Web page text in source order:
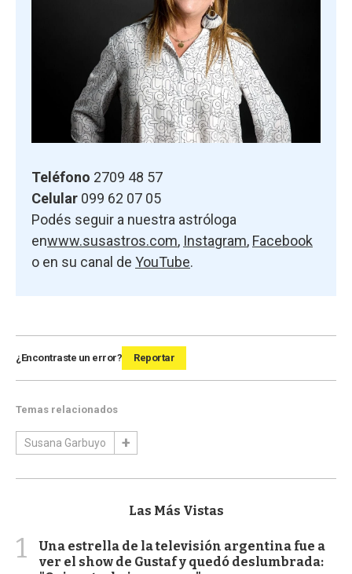
Teléfono 2709 48 57
Celular 099 62 07 05
Podés seguir a nuestra astróloga
enwww.susastros.com, Instagram, Facebook
o en su canal de YouTube.
¿Encontraste un error? Reportar
Temas relacionados
Susana Garbuyo
Las Más Vistas
1
Una estrella de la televisión argentina fue a
ver el show de Gustaf y quedó deslumbrada: